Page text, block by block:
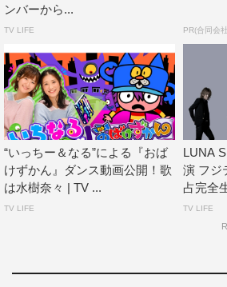
ンバーから...
TV LIFE PR(合同会
“いっちー＆なる”による『おば
けずかん』ダンス動画公開！歌
は水樹奈々 | TV ...
TV LIFE
LUNA
演 フジ
占完全
TV LIFE